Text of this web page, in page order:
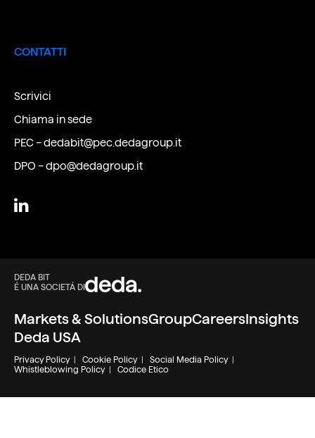
CONTATTI
Scrivici
Chiama in sede
PEC –dedabit@pec.dedagroup.it
DPO –dpo@dedagroup.it
DEDA BIT
É UNA SOCIETÁ DI
Markets & SolutionsGroupCareersInsights
Deda USA
Privacy Policy| Cookie Policy| Social Media Policy|
Whistleblowing Policy| Codice Etico